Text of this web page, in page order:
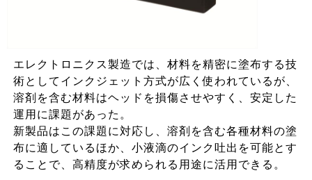
エレクトロニクス製造では、材料を精密に塗布する技
術としてインクジェット方式が広く使われているが、
溶剤を含む材料はヘッドを損傷させやすく、安定した
運用に課題があった。
新製品はこの課題に対応し、溶剤を含む各種材料の塗
布に適しているほか、小液滴のインク吐出を可能とす
ることで、高精度が求められる用途に活用できる。